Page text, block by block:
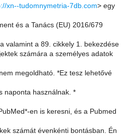
xn--tudomnymetria-7db.com> egy
és a Tanács (EU) 2016/679
valamint a 89. cikkely 1. bekezdése
számára a személyes adatok
megoldható. *Ez tesz lehetővé
naponta használnak. *
en is keresni, és a Pubmed
számát évenkénti bontásban. Én